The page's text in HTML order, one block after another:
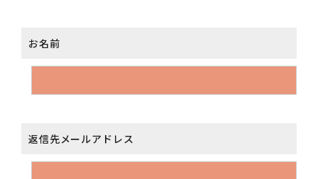
お名前
返信先メールアドレス